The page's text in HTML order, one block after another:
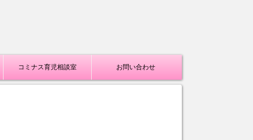
コミナス育児相談室 お問い合わせ